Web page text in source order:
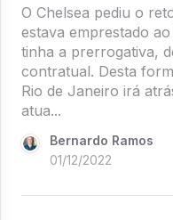
O Chelsea pediu o
estava emprestado
tinha a prerrogativa,
contratual. Desta
Rio de Janeiro irá
atua...
Bernardo Ramos
01/12/2022